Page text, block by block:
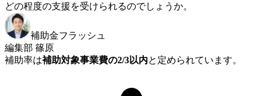
どの程度の支援を受けられるのでしょうか。
補助金フラッシュ
編集部 篠原
補助率は補助対象事業費の2/3以内と定められています。